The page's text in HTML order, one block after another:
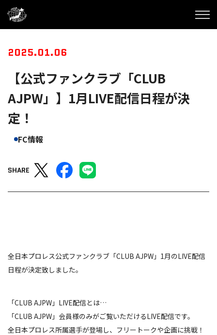
2025.01.06
【公式ファンクラブ「CLUB
AJPW」】1月LIVE配信日程が決
定！
FC情報
SHARE
全日本プロレス公式ファンクラブ「CLUB AJPW」1月のLIVE配信
日程が決定致しました。
「CLUB AJPW」LIVE配信とは…
「CLUB AJPW」会員様のみがご覧いただけるLIVE配信です。
全日本プロレス所属選手が登場し、フリートークや企画に挑戦！